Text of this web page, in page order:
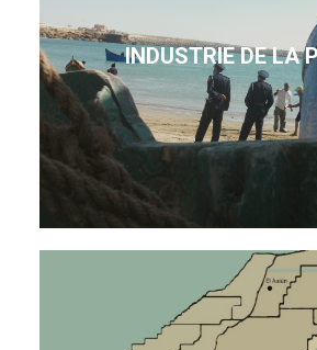
INDUSTRIE DE LA